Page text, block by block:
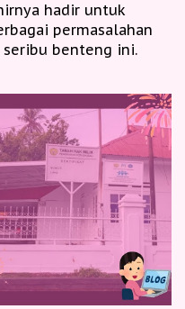
hadir untuk
permasalahan
benteng ini.